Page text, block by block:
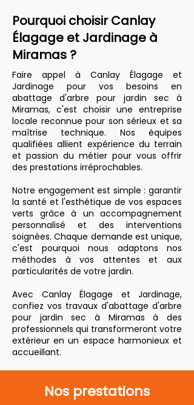
Pourquoi choisir Canlay
Élagage et Jardinage à
Miramas ?
Faire appel à Canlay Élagage et
Jardinage pour vos besoins en
abattage d'arbre pour jardin sec à
Miramas, c'est choisir une entreprise
locale reconnue pour son sérieux et sa
maîtrise technique. Nos équipes
qualifiées allient expérience du terrain
et passion du métier pour vous offrir
des prestations irréprochables.
Notre engagement est simple : garantir
la santé et l'esthétique de vos espaces
verts grâce à un accompagnement
personnalisé et des interventions
soignées. Chaque demande est unique,
c'est pourquoi nous adaptons nos
méthodes à vos attentes et aux
particularités de votre jardin.
Avec Canlay Élagage et Jardinage,
confiez vos travaux d'abattage d'arbre
pour jardin sec à Miramas à des
professionnels qui transformeront votre
extérieur en un espace harmonieux et
accueillant.
Nos prestations